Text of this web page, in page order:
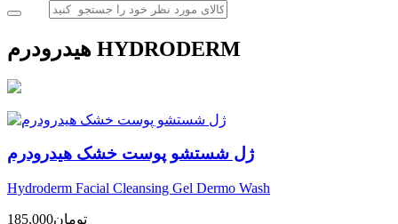
هیدرودرم HYDRODERM
ژل شستشو پوست خشک هیدرودرم
Hydroderm Facial Cleansing Gel Dermo Wash
185,000تومان